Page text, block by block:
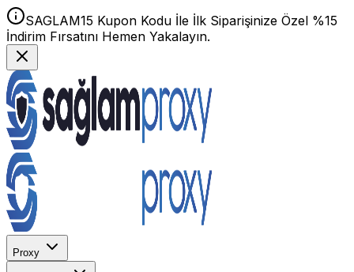
SAGLAM15 Kupon Kodu İle İlk Siparişinize Özel %15
İndirim Fırsatını Hemen Yakalayın.
Proxy